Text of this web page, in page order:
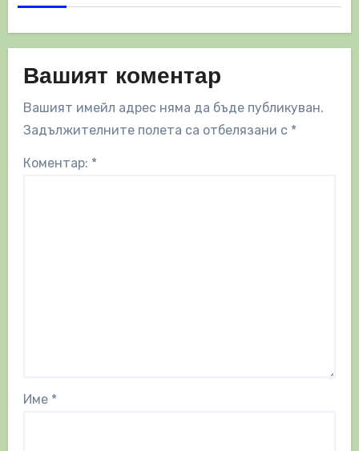
Вашият коментар
Вашият имейл адрес няма да бъде публикуван.
Задължителните полета са отбелязани с *
Коментар: *
Име *